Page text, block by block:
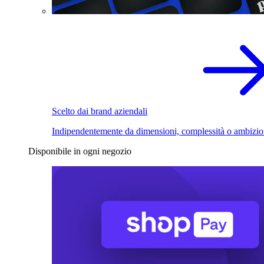
Scelto dai brand aziendali
Indipendentemente da dimensioni, complessità o
Disponibile in ogni negozio